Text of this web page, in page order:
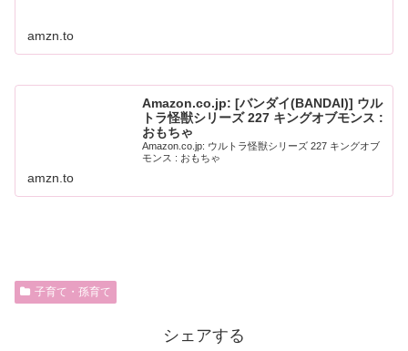
amzn.to
Amazon.co.jp: [バンダイ(BANDAI)] ウル
トラ怪獣シリーズ 227 キングオブモンス :
おもちゃ
Amazon.co.jp: ウルトラ怪獣シリーズ 227 キングオブ
モンス : おもちゃ
amzn.to
子育て・孫育て
シェアする